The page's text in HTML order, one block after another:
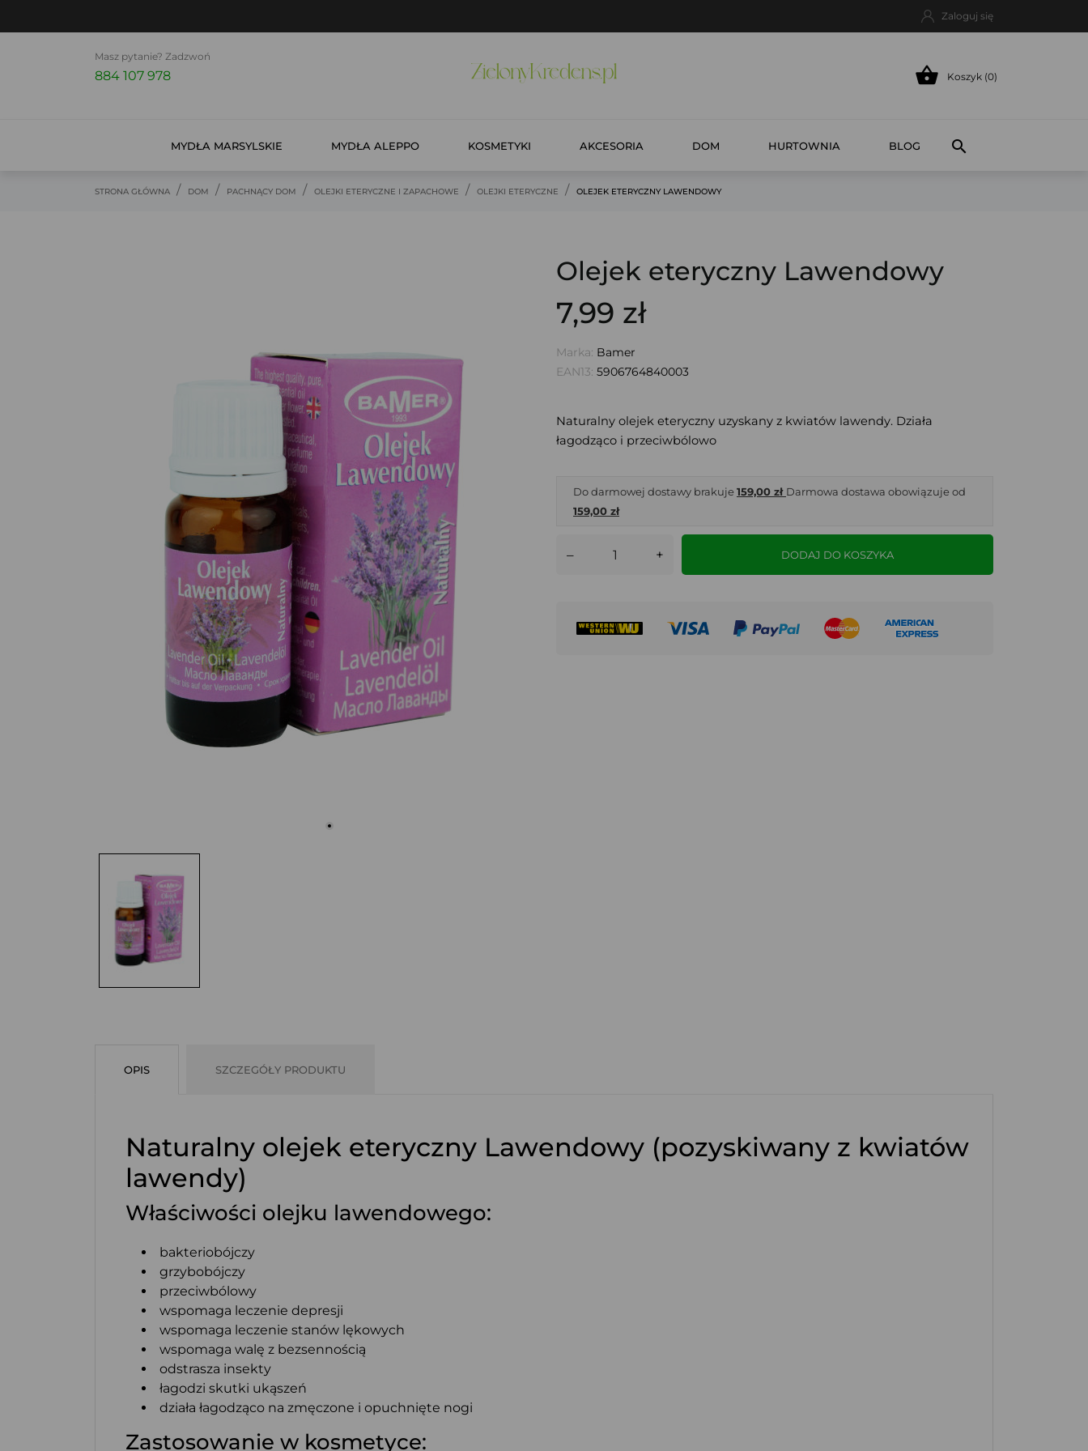
Zaloguj się
Masz pytanie? Zadzwoń
884 107 978  Koszyk (0)
MYDŁA MARSYLSKIE MYDŁA ALEPPO KOSMETYKI AKCESORIA DOM HURTOWNIA BLOG 
STRONA GŁÓWNA DOM PACHNĄCY DOM OLEJKI ETERYCZNE I ZAPACHOWE OLEJKI ETERYCZNE OLEJEK ETERYCZNY LAWENDOWY
Olejek eteryczny Lawendowy
7,99 zł
Marka: Bamer
EAN13: 5906764840003
Naturalny olejek eteryczny uzyskany z kwiatów lawendy. Działa
łagodząco i przeciwbólowo
Do darmowej dostawy brakuje 159,00 zł Darmowa dostawa obowiązuje od
159,00 zł
– + DODAJ DO KOSZYKA
OPIS SZCZEGÓŁY PRODUKTU
Naturalny olejek eteryczny Lawendowy (pozyskiwany z kwiatów
lawendy)
Właściwości olejku lawendowego:
bakteriobójczy
grzybobójczy
przeciwbólowy
wspomaga leczenie depresji
wspomaga leczenie stanów lękowych
wspomaga walę z bezsennością
odstrasza insekty
łagodzi skutki ukąszeń
działa łagodząco na zmęczone i opuchnięte nogi
Zastosowanie w kosmetyce: